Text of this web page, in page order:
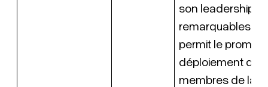
son leadership
remarquables,
permit le prompt
déploiement des
membres de la